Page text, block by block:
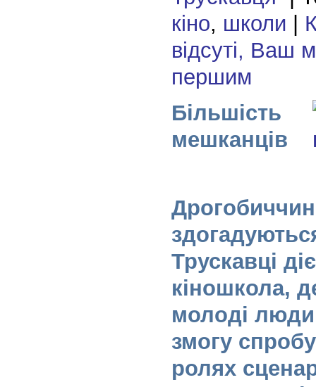
кіно, школи
відсуті, Ваш
першим
Більшість
мешканців
Трускавці
кіношкола,
молоді
змогу
ролях